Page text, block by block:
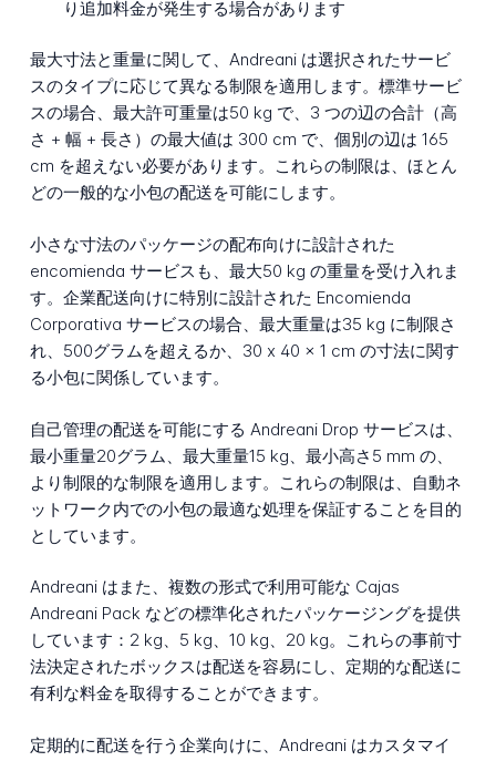
り追加料金が発生する場合があります
最大寸法と重量に関して、Andreani は選択されたサービ
スのタイプに応じて異なる制限を適用します。標準サービ
スの場合、最大許可重量は50 kg で、3 つの辺の合計（高
さ + 幅 + 長さ）の最大値は 300 cm で、個別の辺は 165
cm を超えない必要があります。これらの制限は、ほとん
どの一般的な小包の配送を可能にします。
小さな寸法のパッケージの配布向けに設計された
encomienda サービスも、最大50 kg の重量を受け入れま
す。企業配送向けに特別に設計された Encomienda
Corporativa サービスの場合、最大重量は35 kg に制限さ
れ、500グラムを超えるか、30 x 40 x 1 cm の寸法に関す
る小包に関係しています。
自己管理の配送を可能にする Andreani Drop サービスは、
最小重量20グラム、最大重量15 kg、最小高さ5 mm の、
より制限的な制限を適用します。これらの制限は、自動ネ
ットワーク内での小包の最適な処理を保証することを目的
としています。
Andreani はまた、複数の形式で利用可能な Cajas
Andreani Pack などの標準化されたパッケージングを提供
しています：2 kg、5 kg、10 kg、20 kg。これらの事前寸
法決定されたボックスは配送を容易にし、定期的な配送に
有利な料金を取得することができます。
定期的に配送を行う企業向けに、Andreani はカスタマイ